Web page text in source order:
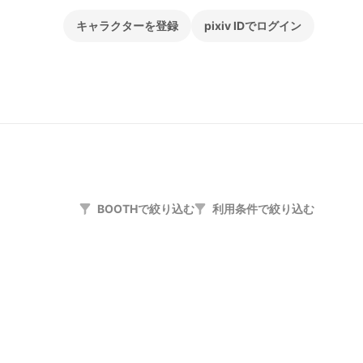
キャラクターを登録 pixiv IDでログイン
BOOTHで絞り込む 利用条件で絞り込む